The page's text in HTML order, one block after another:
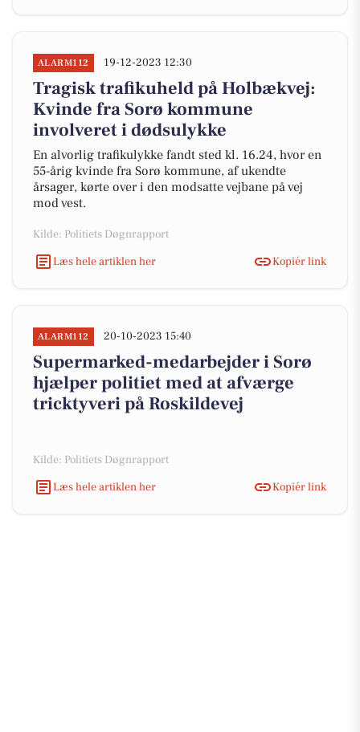
ALARM112 19-12-2023 12:30
Tragisk trafikuheld på Holbækvej:
Kvinde fra Sorø kommune
involveret i dødsulykke
En alvorlig trafikulykke fandt sted kl. 16.24, hvor en
55-årig kvinde fra Sorø kommune, af ukendte
årsager, kørte over i den modsatte vejbane på vej
mod vest.
Kilde: Politiets Døgnrapport
Læs hele artiklen her
Kopiér link
ALARM112 20-10-2023 15:40
Supermarked-medarbejder i Sorø
hjælper politiet med at afværge
tricktyveri på Roskildevej
Kilde: Politiets Døgnrapport
Læs hele artiklen her
Kopiér link